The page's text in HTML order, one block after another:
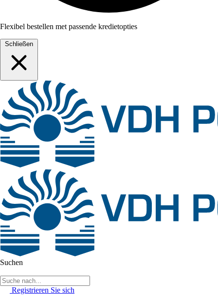
Flexibel bestellen met passende kredietopties
Schließen
Suchen
Registrieren Sie sich